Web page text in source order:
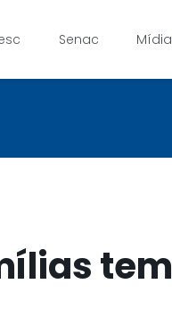
Senac Mídia
tem